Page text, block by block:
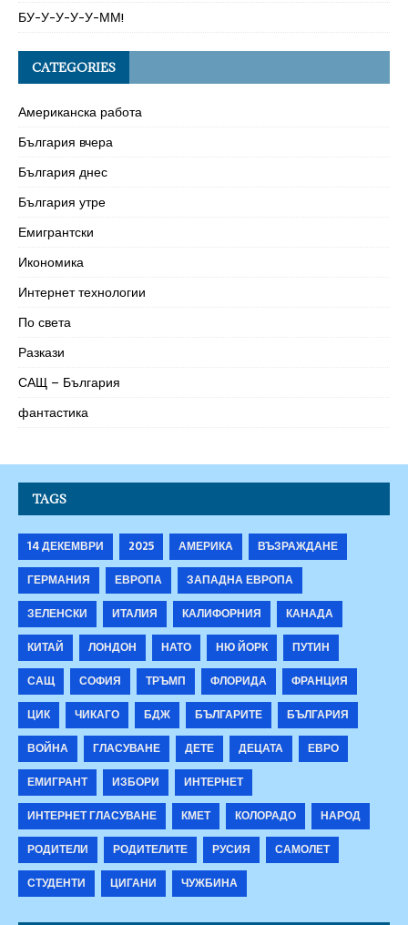
БУ-У-У-У-У-ММ!
CATEGORIES
Американска работа
България вчера
България днес
България утре
Емигрантски
Икономика
Интернет технологии
По света
Разкази
САЩ – България
фантастика
TAGS
14 ДЕКЕМВРИ 2025 АМЕРИКА
ВЪЗРАЖДАНЕ
ГЕРМАНИЯ
ЕВРОПА
ЗАПАДНА ЕВРОПА
ЗЕЛЕНСКИ
ИТАЛИЯ КАЛИФОРНИЯ
КАНАДА
КИТАЙ
ЛОНДОН НАТО НЮ ЙОРК
ПУТИН
САЩ
СОФИЯ ТРЪМП ФЛОРИДА
ФРАНЦИЯ
ЦИК
ЧИКАГО БДЖ БЪЛГАРИТЕ
БЪЛГАРИЯ
ВОЙНА
ГЛАСУВАНЕ ДЕТЕ ДЕЦАТА
ЕВРО
ЕМИГРАНТ
ИЗБОРИ
ИНТЕРНЕТ
ИНТЕРНЕТ ГЛАСУВАНЕ
КМЕТ КОЛОРАДО
НАРОД
РОДИТЕЛИ
РОДИТЕЛИТЕ РУСИЯ
САМОЛЕТ
СТУДЕНТИ
ЦИГАНИ ЧУЖБИНА